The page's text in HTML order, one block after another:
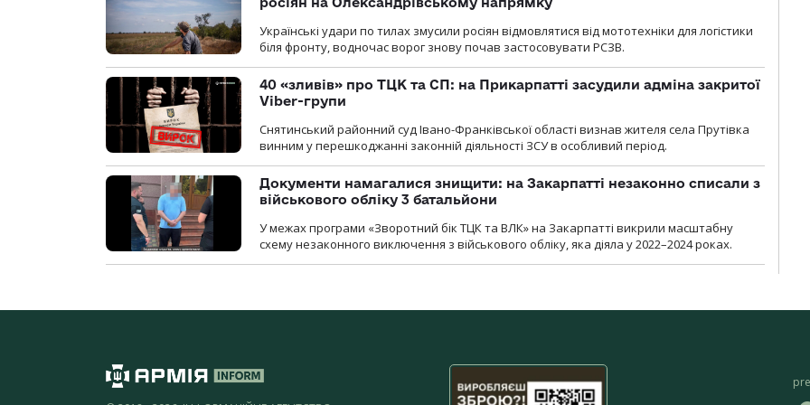
Українські удари по тилах змусили росіян відмовлятися від мототехніки для логістики
біля фронту, водночас ворог знову почав застосовувати РСЗВ.
40 «зливів» про ТЦК та СП: на Прикарпатті засудили адміна закритої
Viber-групи
Снятинський районний суд Івано-Франківської області визнав жителя села Прутівка
винним у перешкоджанні законній діяльності ЗСУ в особливий період.
Документи намагалися знищити: на Закарпатті незаконно списали з
військового обліку 3 батальйони
У межах програми «Зворотний бік ТЦК та ВЛК» на Закарпатті викрили масштабну
схему незаконного виключення з військового обліку, яка діяла у 2022–2024 роках.